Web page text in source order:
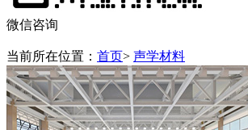
微信咨询
当前所在位置： 首页> 声学材料